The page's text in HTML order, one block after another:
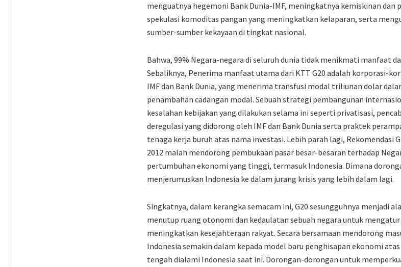
menguatnya hegemoni Bank Dunia-IMF, meningkatnya kemiskinan
spekulasi komoditas pangan yang meningkatkan kelaparan, serta
sumber-sumber kekayaan di tingkat nasional.
Bahwa, 99% Negara-negara di seluruh dunia tidak menikmati manfaat
Sebaliknya, Penerima manfaat utama dari KTT G20 adalah korporasi-
IMF dan Bank Dunia, yang menerima transfusi modal triliunan dolar
penambahan cadangan modal. Sebuah strategi pembangunan
kesalahan kebijakan yang dilakukan selama ini seperti privatisasi,
deregulasi yang didorong oleh IMF dan Bank Dunia serta praktek
tenaga kerja buruh atas nama investasi. Lebih parah lagi, Rekomendasi
2012 malah mendorong pembukaan pasar besar-besaran terhadap
pertumbuhan ekonomi yang tinggi, termasuk Indonesia. Dimana
menjerumuskan Indonesia ke dalam jurang krisis yang lebih dalam lagi.
Singkatnya, dalam kerangka semacam ini, G20 sesungguhnya menjadi
menutup ruang otonomi dan kedaulatan sebuah negara untuk
meningkatkan kesejahteraan rakyat. Secara bersamaan mendorong
Indonesia semakin dalam kepada model baru penghisapan ekonomi
tengah dialami Indonesia saat ini. Dorongan-dorongan untuk